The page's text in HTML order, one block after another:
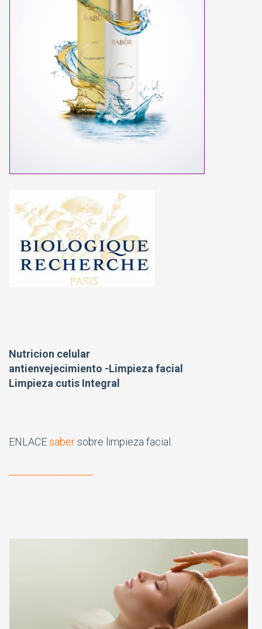
Nutricion celular
antienvejecimiento -Limpieza facial
Limpieza cutis Integral
ENLACEsabersobre limpieza facial.